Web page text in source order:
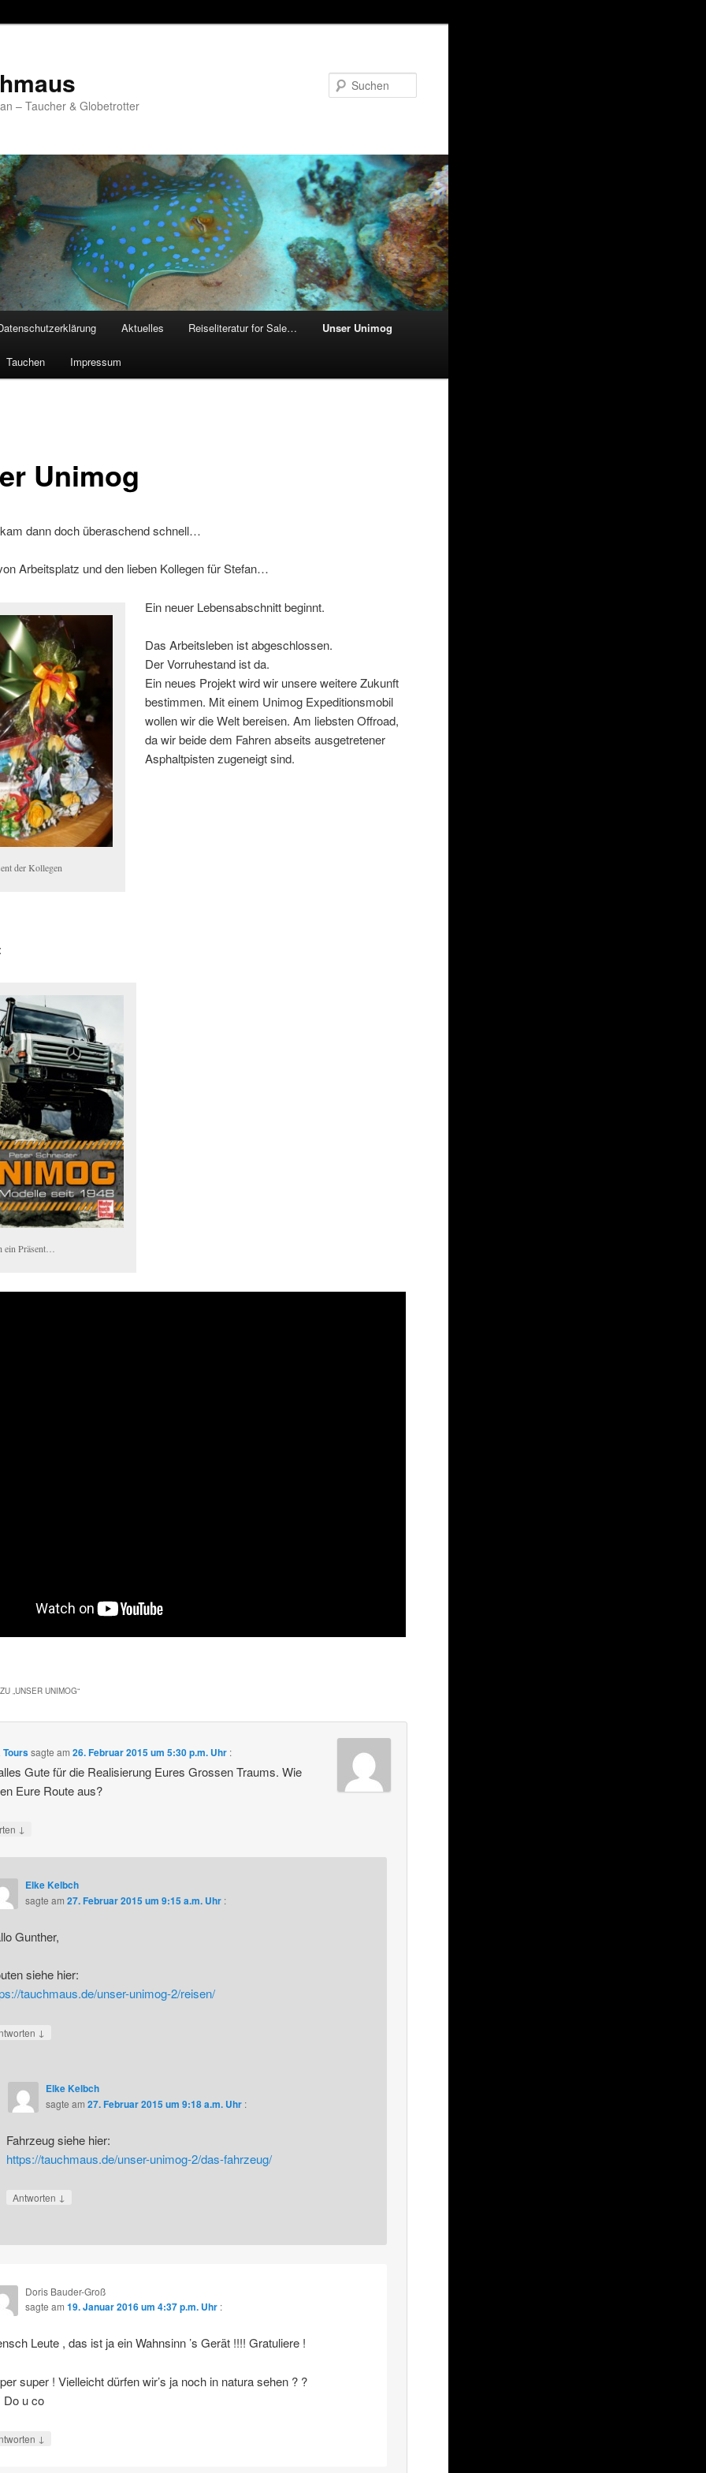
– Taucher & Globetrotter
Aktuelles Reiseliteratur for Sale… Unser Unimog
Tauchen Impressum
Unimog
dann doch überaschend schnell…
Arbeitsplatz und den lieben Kollegen für Stefan…
der Kollegen
Ein neuer Lebensabschnitt beginnt.
Das Arbeitsleben ist abgeschlossen.
Der Vorruhestand ist da.
Ein neues Projekt wird wir unsere weitere Zukunft
bestimmen. Mit einem Unimog Expeditionsmobil
wollen wir die Welt bereisen. Am liebsten Offroad,
da wir beide dem Fahren abseits ausgetretener
Asphaltpisten zugeneigt sind.
ein Präsent…
„UNSER UNIMOG“
Tourssagte am 26. Februar 2015 um 5:30 p.m. Uhr :
Gute für die Realisierung Eures Grossen Traums. Wie
Eure Route aus?
↓
Elke Kelbch
sagte am27. Februar 2015 um 9:15 a.m. Uhr :
Gunther,
siehe hier:
tauchmaus.de/unser-unimog-2/reisen/
↓
Elke Kelbch
sagte am 27. Februar 2015 um 9:18 a.m. Uhr :
Fahrzeug siehe hier:
https://tauchmaus.de/unser-unimog-2/das-fahrzeug/
Antworten ↓
Doris Bauder-Groß
sagte am19. Januar 2016 um 4:37 p.m. Uhr :
Leute , das ist ja ein Wahnsinn ’s Gerät !!!! Gratuliere !
super ! Vielleicht dürfen wir’s ja noch in natura sehen ? ?
Do u co
↓